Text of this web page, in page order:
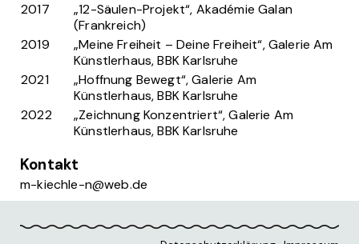
2017
„12-Säulen-Projekt“, Akadémie Galan
(Frankreich)
2019
„Meine Freiheit – Deine Freiheit“, Galerie Am
Künstlerhaus, BBK Karlsruhe
2021
„Hoffnung Bewegt“, Galerie Am
Künstlerhaus, BBK Karlsruhe
2022
„Zeichnung Konzentriert“, Galerie Am
Künstlerhaus, BBK Karlsruhe
Kontakt
m-kiechle-n@web.de